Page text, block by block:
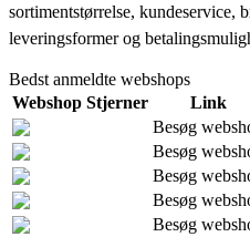
sortimentstørrelse, kundeservice,
leveringsformer og
Bedst anmeldte webshops
Webshop Stjerner
Link
Besøg
Besøg
Besøg
Besøg
Besøg